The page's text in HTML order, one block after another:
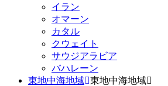
イラン
オマーン
カタル
クウェイト
サウジアラビア
バハレーン
東地中海地域 東地中海地域